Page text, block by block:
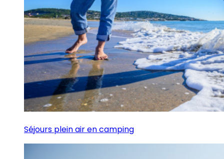
Séjours plein air en camping